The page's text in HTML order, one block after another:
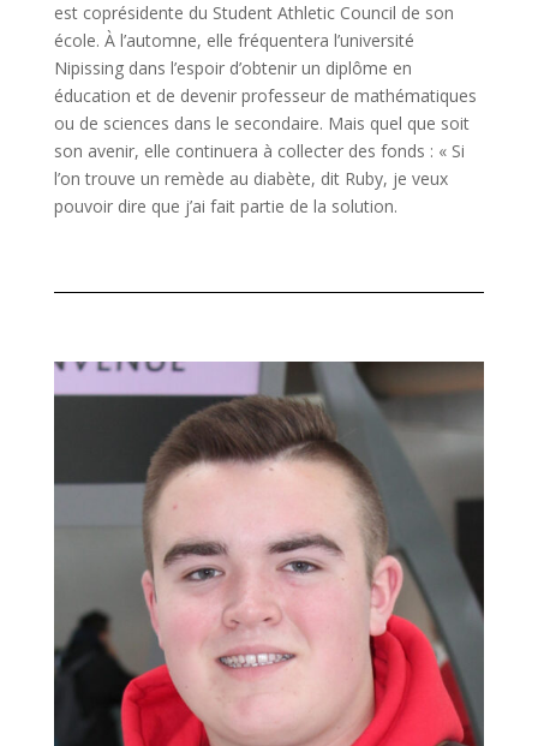
est coprésidente du Student Athletic Council de son
école. À l’automne, elle fréquentera l’université
Nipissing dans l’espoir d’obtenir un diplôme en
éducation et de devenir professeur de mathématiques
ou de sciences dans le secondaire. Mais quel que soit
son avenir, elle continuera à collecter des fonds : « Si
l’on trouve un remède au diabète, dit Ruby, je veux
pouvoir dire que j’ai fait partie de la solution.